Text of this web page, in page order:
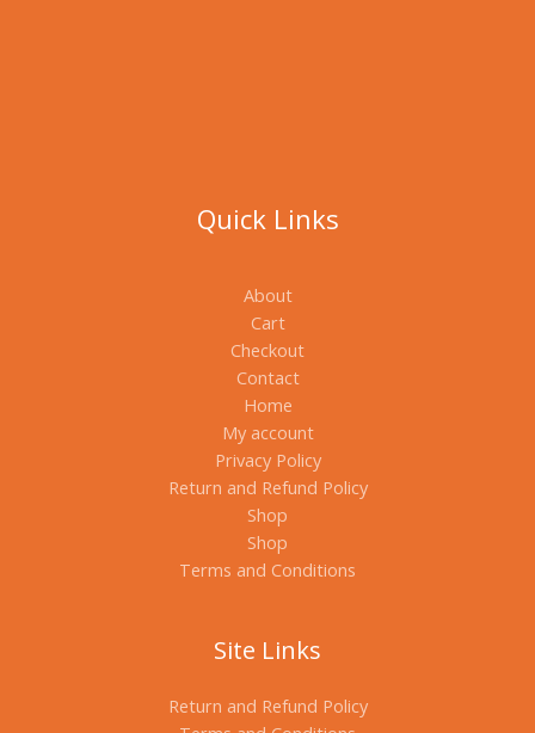
Quick Links
About
Cart
Checkout
Contact
Home
My account
Privacy Policy
Return and Refund Policy
Shop
Shop
Terms and Conditions
Site Links
Return and Refund Policy